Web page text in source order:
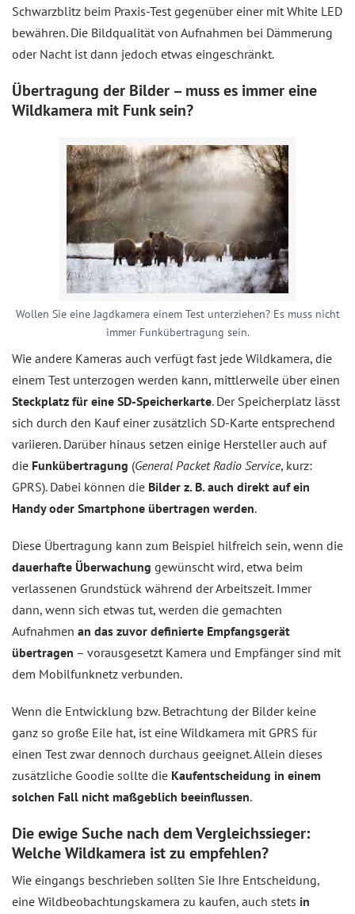
Schwarzblitz beim Praxis-Test gegenüber einer mit White LED
bewähren. Die Bildqualität von Aufnahmen bei Dämmerung
oder Nacht ist dann jedoch etwas eingeschränkt.
Übertragung der Bilder – muss es immer eine
Wildkamera mit Funk sein?
Wollen Sie eine Jagdkamera einem Test unterziehen? Es muss nicht
immer Funkübertragung sein.
Wie andere Kameras auch verfügt fast jede Wildkamera, die
einem Test unterzogen werden kann, mittlerweile über einen
Steckplatz für eine SD-Speicherkarte. Der Speicherplatz lässt
sich durch den Kauf einer zusätzlich SD-Karte entsprechend
variieren. Darüber hinaus setzen einige Hersteller auch auf
die Funkübertragung (General Packet Radio Service, kurz:
GPRS). Dabei können die Bilder z. B. auch direkt auf ein
Handy oder Smartphone übertragen werden.
Diese Übertragung kann zum Beispiel hilfreich sein, wenn die
dauerhafte Überwachung gewünscht wird, etwa beim
verlassenen Grundstück während der Arbeitszeit. Immer
dann, wenn sich etwas tut, werden die gemachten
Aufnahmen an das zuvor definierte Empfangsgerät
übertragen – vorausgesetzt Kamera und Empfänger sind mit
dem Mobilfunknetz verbunden.
Wenn die Entwicklung bzw. Betrachtung der Bilder keine
ganz so große Eile hat, ist eine Wildkamera mit GPRS für
einen Test zwar dennoch durchaus geeignet. Allein dieses
zusätzliche Goodie sollte die Kaufentscheidung in einem
solchen Fall nicht maßgeblich beeinflussen.
Die ewige Suche nach dem Vergleichssieger:
Welche Wildkamera ist zu empfehlen?
Wie eingangs beschrieben sollten Sie Ihre Entscheidung,
eine Wildbeobachtungskamera zu kaufen, auch stets in